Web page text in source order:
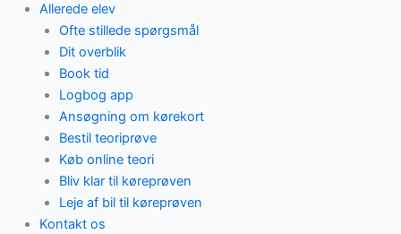
Allerede elev
Ofte stillede spørgsmål
Dit overblik
Book tid
Logbog app
Ansøgning om kørekort
Bestil teoriprøve
Køb online teori
Bliv klar til køreprøven
Leje af bil til køreprøven
Kontakt os